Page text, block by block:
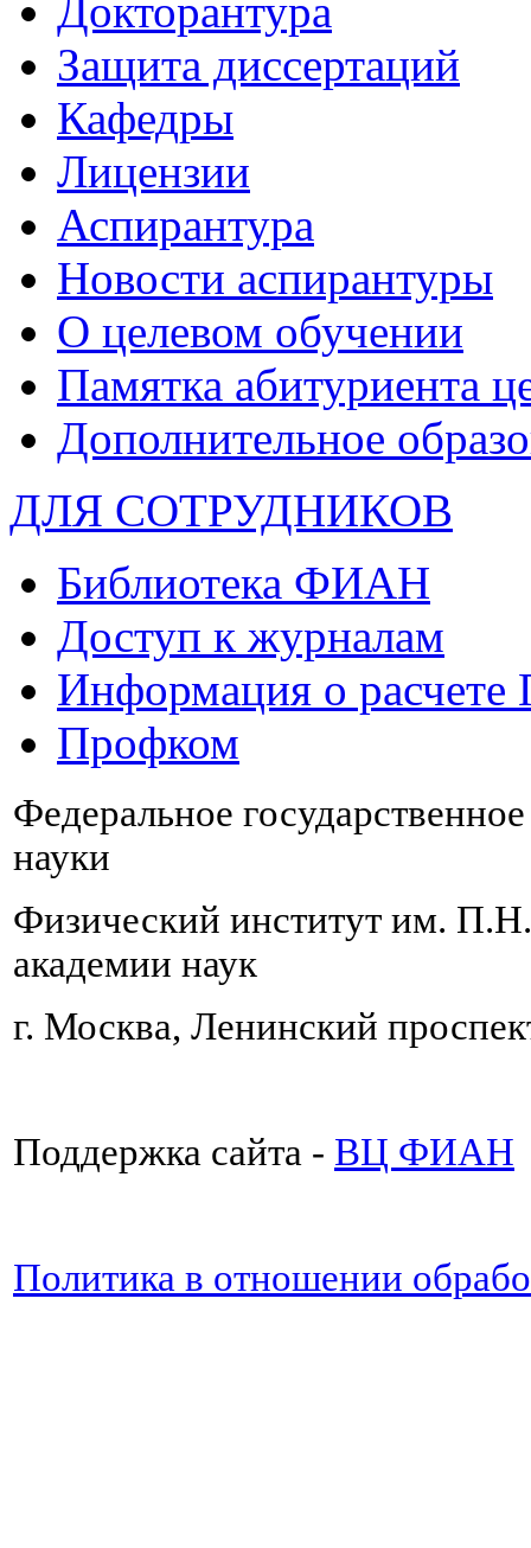
Докторантура
Защита диссертаций
Кафедры
Лицензии
Аспирантура
Новости аспирантуры
О целевом обучении
Памятка абитуриента
Дополнительное
ДЛЯ СОТРУДНИКОВ
Библиотека ФИАН
Доступ к журналам
Информация о
Профком
Федеральное
науки
Физический институт им.
академии наук
г. Москва, Ленинский
Поддержка сайта - ВЦ ФИАН
Политика в отношении